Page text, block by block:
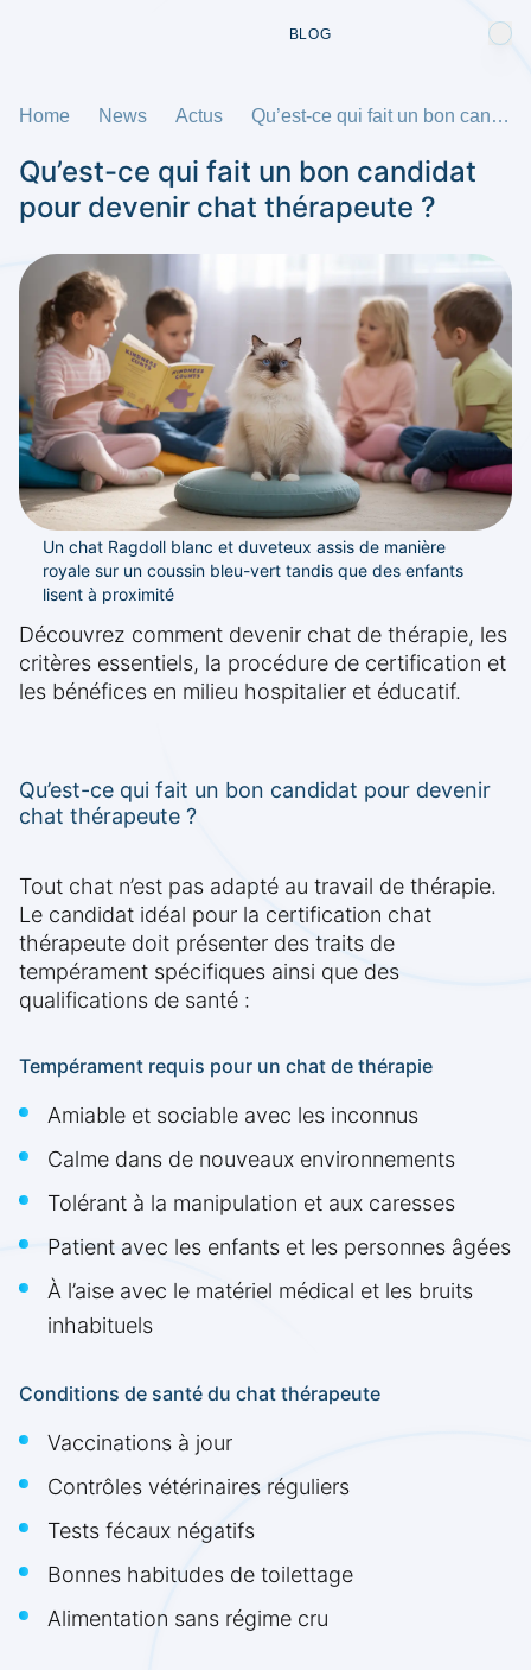
BLOG
Home News Actus Qu’est-ce qui fait un bon candidat pour devenir chat thérapeute ?
Qu’est-ce qui fait un bon candidat
pour devenir chat thérapeute ?
Un chat Ragdoll blanc et duveteux assis de manière
royale sur un coussin bleu-vert tandis que des enfants
lisent à proximité
Découvrez comment devenir chat de thérapie, les
critères essentiels, la procédure de certification et
les bénéfices en milieu hospitalier et éducatif.
Qu’est-ce qui fait un bon candidat pour devenir
chat thérapeute ?
Tout chat n’est pas adapté au travail de thérapie.
Le candidat idéal pour la certification chat
thérapeute doit présenter des traits de
tempérament spécifiques ainsi que des
qualifications de santé :
Tempérament requis pour un chat de thérapie
Amiable et sociable avec les inconnus
Calme dans de nouveaux environnements
Tolérant à la manipulation et aux caresses
Patient avec les enfants et les personnes âgées
À l’aise avec le matériel médical et les bruits
inhabituels
Conditions de santé du chat thérapeute
Vaccinations à jour
Contrôles vétérinaires réguliers
Tests fécaux négatifs
Bonnes habitudes de toilettage
Alimentation sans régime cru